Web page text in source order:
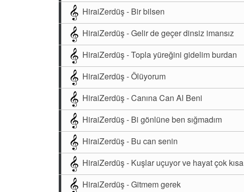
HiraiZerdüş - Bir bilsen
HiraiZerdüş - Gelir de geçer dinsiz imansız
HiraiZerdüş - Topla yüreğini gidelim burdan
HiraiZerdüş - Ölüyorum
HiraiZerdüş - Canına Can Al Beni
HiraiZerdüş - Bi gönlüne ben sığmadım
HiraiZerdüş - Bu can senin
HiraiZerdüş - Kuşlar uçuyor ve hayat çok kısa
HiraiZerdüş - Gitmem gerek